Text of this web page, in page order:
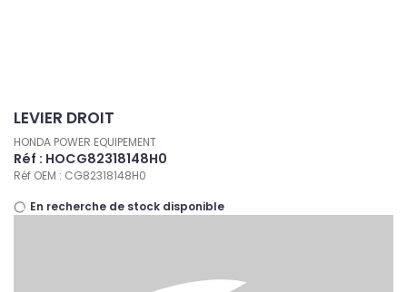
LEVIER DROIT
HONDA POWER EQUIPEMENT
Réf : HOCG82318148H0
Réf OEM : CG82318148H0
En recherche de stock disponible